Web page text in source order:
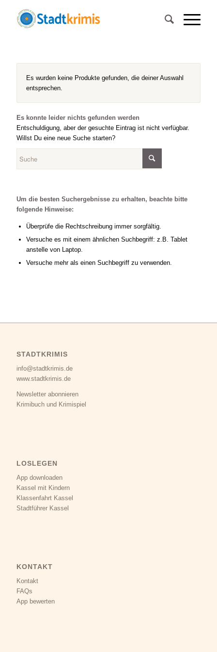
Es wurden keine Produkte gefunden, die deiner Auswahl
entsprechen.
Es konnte leider nichts gefunden werden
Entschuldigung, aber der gesuchte Eintrag ist nicht verfügbar.
Willst Du eine neue Suche starten?
Um die besten Suchergebnisse zu erhalten, beachte bitte
folgende Hinweise:
Überprüfe die Rechtschreibung immer sorgfältig.
Versuche es mit einem ähnlichen Suchbegriff: z.B. Tablet
anstelle von Laptop.
Versuche mehr als einen Suchbegriff zu verwenden.
STADTKRIMIS
info@stadtkrimis.de
www.stadtkrimis.de
Newsletter abonnieren
Krimibuch und Krimispiel
LOSLEGEN
App downloaden
Kassel mit Kindern
Klassenfahrt Kassel
Stadtführer Kassel
KONTAKT
Kontakt
FAQs
App bewerten